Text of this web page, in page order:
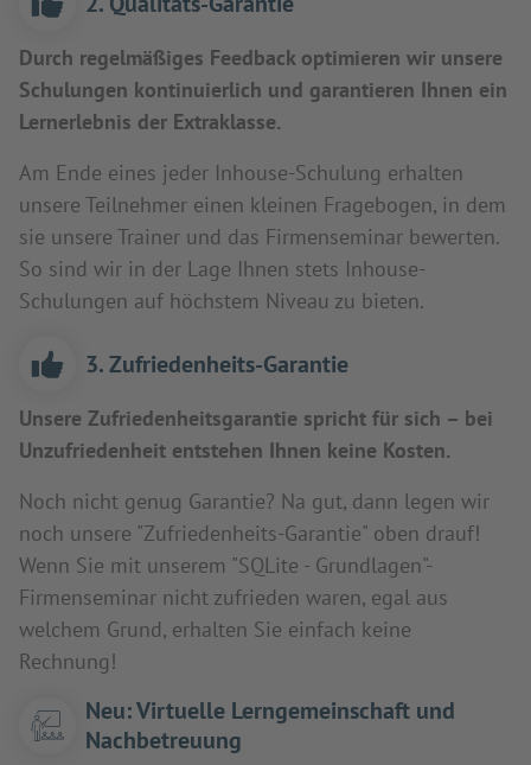
Durch regelmäßiges Feedback optimieren wir unsere
Schulungen kontinuierlich und garantieren Ihnen ein
Lernerlebnis der Extraklasse.
Am Ende eines jeder Inhouse-Schulung erhalten
unsere Teilnehmer einen kleinen Fragebogen, in dem
sie unsere Trainer und das Firmenseminar bewerten.
So sind wir in der Lage Ihnen stets Inhouse-
Schulungen auf höchstem Niveau zu bieten.
3. Zufriedenheits-Garantie
Unsere Zufriedenheitsgarantie spricht für sich – bei
Unzufriedenheit entstehen Ihnen keine Kosten.
Noch nicht genug Garantie? Na gut, dann legen wir
noch unsere "Zufriedenheits-Garantie" oben drauf!
Wenn Sie mit unserem "SQLite - Grundlagen"-
Firmenseminar nicht zufrieden waren, egal aus
welchem Grund, erhalten Sie einfach keine
Rechnung!
Neu: Virtuelle Lerngemeinschaft und
Nachbetreuung